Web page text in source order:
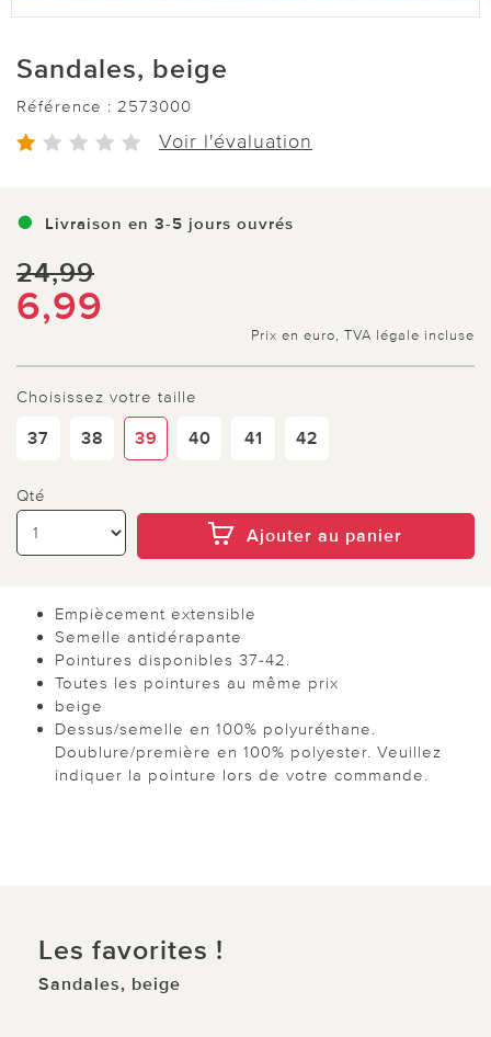
Sandales, beige
Référence : 2573000
Voir l'évaluation
Livraison en 3-5 jours ouvrés
24,99
6,99
Prix en euro, TVA légale incluse
Choisissez votre taille
37 38 39 40 41 42
Qté
Ajouter au panier
Empiècement extensible
Semelle antidérapante
Pointures disponibles 37-42.
Toutes les pointures au même prix
beige
Dessus/semelle en 100% polyuréthane.
Doublure/première en 100% polyester. Veuillez
indiquer la pointure lors de votre commande.
Les favorites !
Sandales, beige